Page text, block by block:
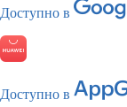
Доступно в
Доступно в